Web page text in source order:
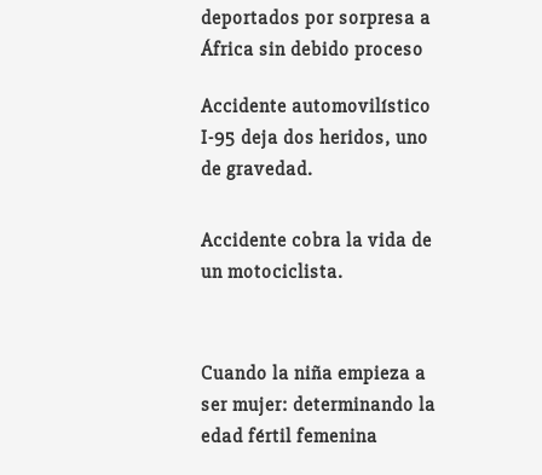
deportados por sorpresa a
África sin debido proceso
Accidente automovilístico
I-95 deja dos heridos, uno
de gravedad.
Accidente cobra la vida de
un motociclista.
Cuando la niña empieza a
ser mujer: determinando la
edad fértil femenina